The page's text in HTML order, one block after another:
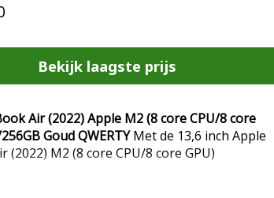
Bekijk laagste prijs
Air (2022) Apple M2 (8 core CPU/8 core
Goud QWERTYMet de 13,6 inch Apple
(2022) M2 (8 core CPU/8 core GPU)
Goud multitask je gemakkelijk tussen zware
als Final Cut Pro zonder dat je MacBook